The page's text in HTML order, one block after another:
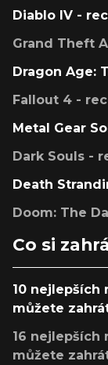
Diablo IV -
Grand Theft
Dragon Age:
Fallout 4 -
Metal Gear
Dark Souls -
Death
Doom: The
Co si
10 nejlepších
můžete
16 nejlepších
můžete